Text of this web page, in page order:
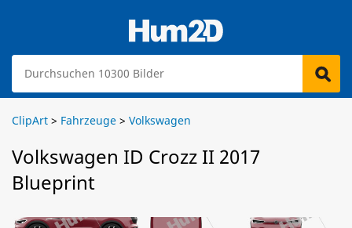
ClipArt > Fahrzeuge > Volkswagen
Volkswagen ID Crozz II 2017
Blueprint